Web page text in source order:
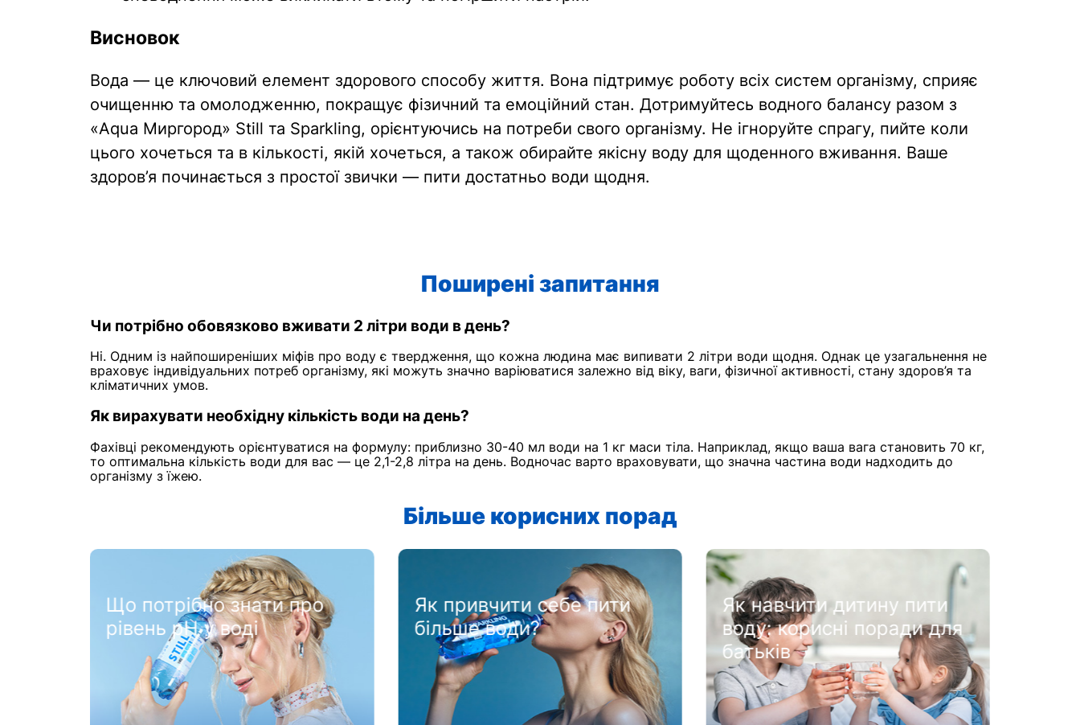
Висновок
Вода — це ключовий елемент здорового способу життя. Вона підтримує роботу всіх систем організму, сприяє
очищенню та омолодженню, покращує фізичний та емоційний стан. Дотримуйтесь водного балансу разом з
«Aqua Миргород» Still та Sparkling, орієнтуючись на потреби свого організму. Не ігноруйте спрагу, пийте коли
цього хочеться та в кількості, якій хочеться, а також обирайте якісну воду для щоденного вживання. Ваше
здоров’я починається з простої звички — пити достатньо води щодня.
Поширені запитання
Чи потрібно обовязково вживати 2 літри води в день?
Ні. Одним із найпоширеніших міфів про воду є твердження, що кожна людина має випивати 2 літри води щодня. Однак це узагальнення не
враховує індивідуальних потреб організму, які можуть значно варіюватися залежно від віку, ваги, фізичної активності, стану здоров’я та
кліматичних умов.
Як вирахувати необхідну кількість води на день?
Фахівці рекомендують орієнтуватися на формулу: приблизно 30-40 мл води на 1 кг маси тіла. Наприклад, якщо ваша вага становить 70 кг,
то оптимальна кількість води для вас — це 2,1-2,8 літра на день. Водночас варто враховувати, що значна частина води надходить до
організму з їжею.
Більше корисних порад
Що потрібно знати про
рівень pH у воді
Як привчити себе пити
більше води?
Як навчити дитину пити
воду: корисні поради для
батьків